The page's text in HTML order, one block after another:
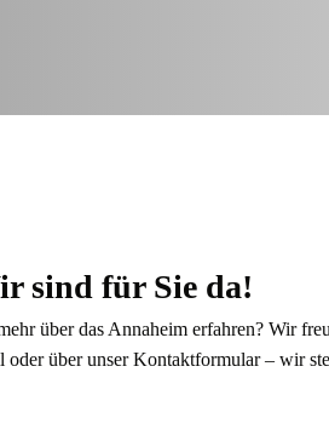
sind für Sie da!
über das Annaheim erfahren? Wir
über unser Kontaktformular – wir